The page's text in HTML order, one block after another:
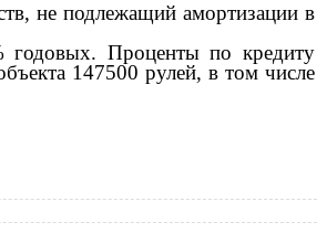
не подлежащий амортизации в
Проценты по кредиту
147500 рулей, в том числе